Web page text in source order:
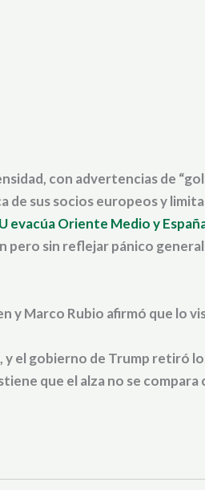
con advertencias de
sus socios europeos y
evacúa Oriente Medio y
pero sin reflejar pánico
y Marco Rubio afirmó que lo
y el gobierno de Trump retiró
que el alza no se